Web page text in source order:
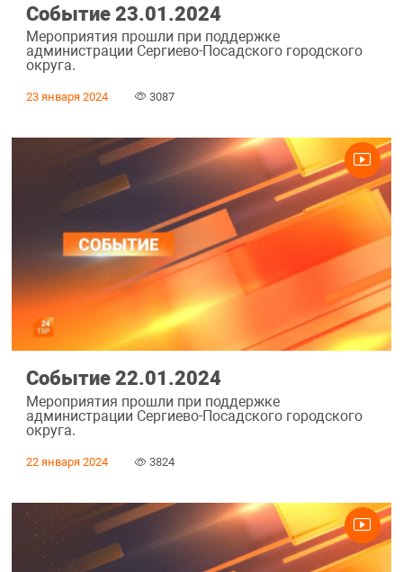
Событие 23.01.2024
Мероприятия прошли при поддержке
администрации Сергиево-Посадского городского
округа.
23 января 2024 3087
Событие 22.01.2024
Мероприятия прошли при поддержке
администрации Сергиево-Посадского городского
округа.
22 января 2024 3824